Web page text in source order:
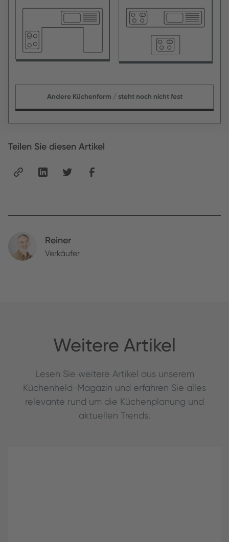
Andere Küchenform / steht noch nicht fest
Teilen Sie diesen Artikel
Reiner
Verkäufer
Weitere Artikel
Lesen Sie weitere Artikel aus unserem
Küchenheld-Magazin und erfahren Sie alles
relevante rund um die Küchenplanung und
aktuellen Trends.